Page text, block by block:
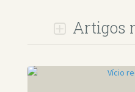
Artigos